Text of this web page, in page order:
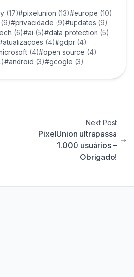
(17)#pixelunion (13)#europe (10)
(9)#privacidade (9)#updates (9)
(6)#ai (5)#data protection (5)
(4)#gdpr (4)
(4)#open source (4)
#android (3)#google (3)
Next Post
PixelUnion ultrapassa
1.000 usuários –
Obrigado!